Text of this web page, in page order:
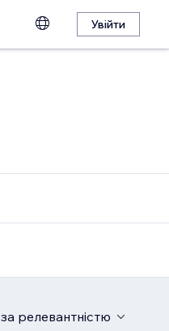
Увійти
за релевантністю